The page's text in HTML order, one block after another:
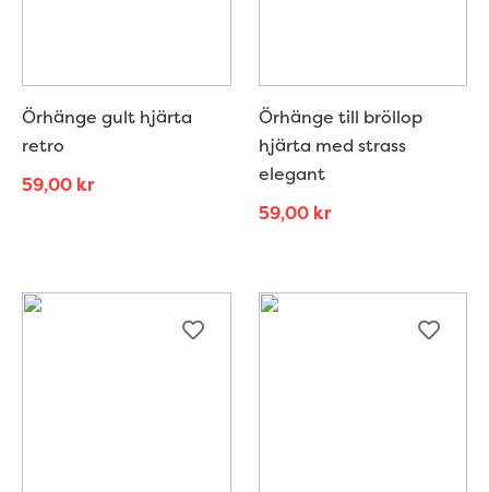
Örhänge gult hjärta
retro
59,00 kr
Örhänge till bröllop
hjärta med strass
elegant
59,00 kr